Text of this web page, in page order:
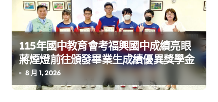
115年國中教育會考福興國中成績亮眼
蔣煙燈前往頒發畢業生成績優異獎學金
8 月 1, 2026